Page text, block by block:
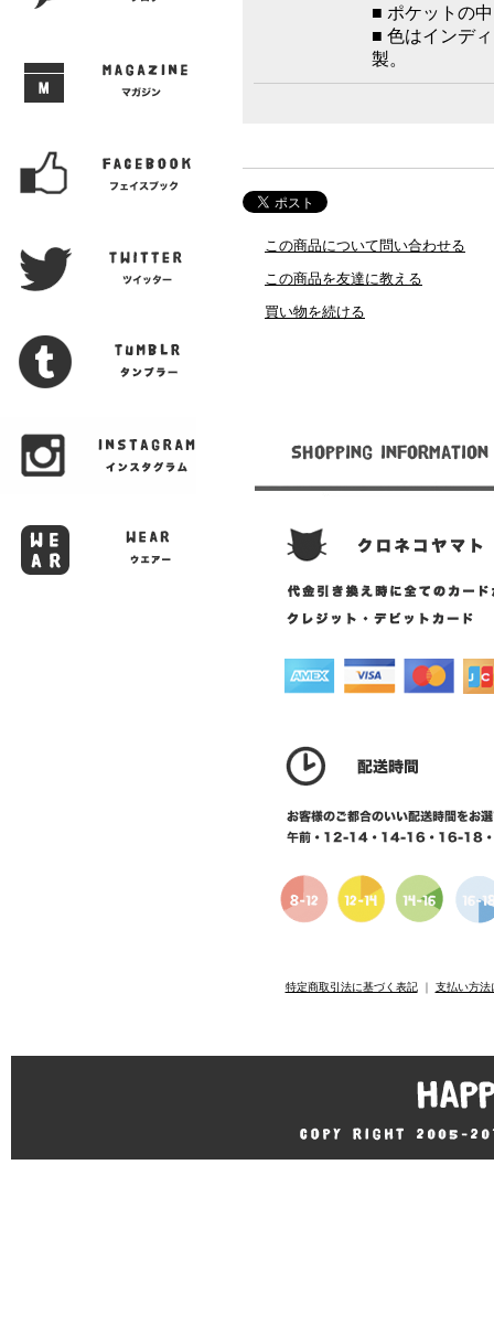
■ ポケットの
■ 色はインデ
製。
この商品について問い合わせる
この商品を友達に教える
買い物を続ける
特定商取引法に基づく表記｜ 支払い方法